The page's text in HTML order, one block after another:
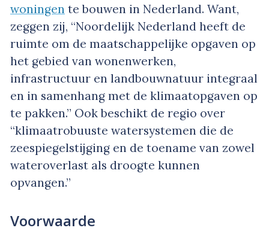
woningen te bouwen in Nederland. Want,
zeggen zij, “Noordelijk Nederland heeft de
ruimte om de maatschappelijke opgaven op
het gebied van wonen­werken,
infrastructuur en landbouw­natuur integraal
en in samenhang met de klimaatopgaven op
te pakken.” Ook beschikt de regio over
“klimaatrobuuste watersystemen die de
zeespiegelstijging en de toename van zowel
wateroverlast als droogte kunnen
opvangen.”
Voorwaarde